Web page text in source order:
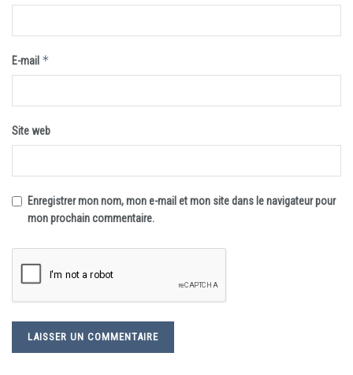
E-mail *
Site web
Enregistrer mon nom, mon e-mail et mon site dans le navigateur pour
mon prochain commentaire.